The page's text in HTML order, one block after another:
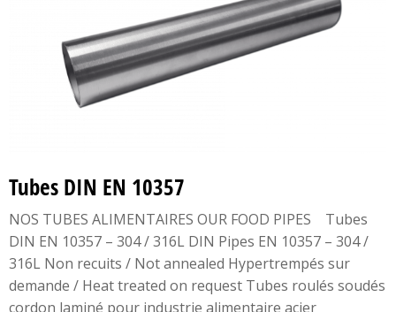
Tubes DIN EN 10357
NOS TUBES ALIMENTAIRES OUR FOOD PIPES Tubes
DIN EN 10357 – 304 / 316L DIN Pipes EN 10357 – 304 /
316L Non recuits / Not annealed Hypertrempés sur
demande / Heat treated on request Tubes roulés soudés
cordon laminé pour industrie alimentaire acier